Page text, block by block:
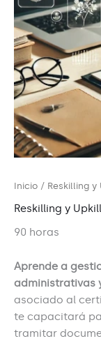
Inicio / Reskilling y
Reskilling y
90 horas
Aprende a
administrativas
asociado al
te capacitará
tramitar